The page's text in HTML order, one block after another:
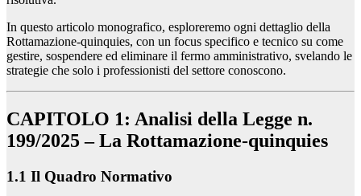
In questo articolo monografico, esploreremo ogni dettaglio della
Rottamazione-quinquies, con un focus specifico e tecnico su come
gestire, sospendere ed eliminare il fermo amministrativo, svelando le
strategie che solo i professionisti del settore conoscono.
CAPITOLO 1: Analisi della Legge n.
199/2025 – La Rottamazione-quinquies
1.1 Il Quadro Normativo